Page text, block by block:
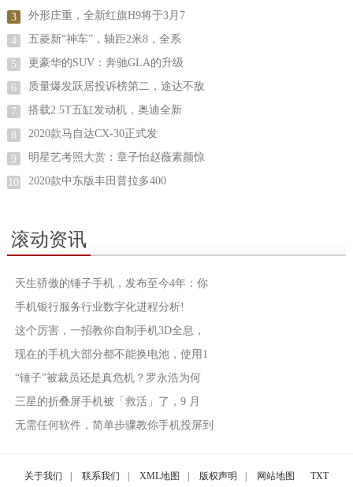
3 外形庄重，全新红旗H9将于3月7
4 五菱新“神车”，轴距2米8，全系
5 更豪华的SUV：奔驰GLA的升级
6 质量爆发跃居投诉榜第二，途达不敌
7 搭载2.5T五缸发动机，奥迪全新
8 2020款马自达CX-30正式发
9 明星艺考照大赏：章子怡赵薇素颜惊
10 2020款中东版丰田普拉多400
滚动资讯
天生骄傲的锤子手机，发布至今4年：你
手机银行服务行业数字化进程分析!
这个厉害，一招教你自制手机3D全息，
现在的手机大部分都不能换电池，使用1
“锤子”被裁员还是真危机？罗永浩为何
三星的折叠屏手机被「救活」了，9 月
无需任何软件，简单步骤教你手机投屏到
关于我们 联系我们 XML地图 版权声明 网站地图 TXT